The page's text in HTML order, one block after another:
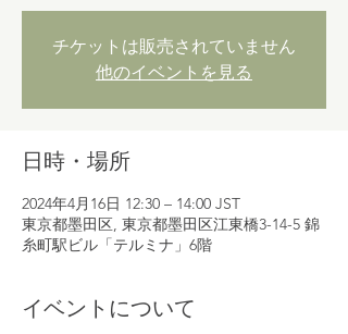
チケットは販売されていません
他のイベントを見る
日時・場所
2024年4月16日 12:30 – 14:00 JST
東京都墨田区, 東京都墨田区江東橋3-14-5 錦
糸町駅ビル「テルミナ」6階
イベントについて